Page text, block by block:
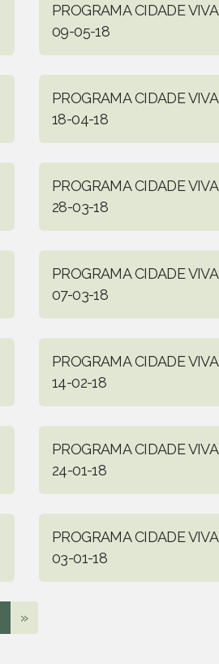
PROGRAMA CIDADE VIVA
09-05-18
PROGRAMA CIDADE VIVA
18-04-18
PROGRAMA CIDADE VIVA
28-03-18
PROGRAMA CIDADE VIVA
07-03-18
PROGRAMA CIDADE VIVA
14-02-18
PROGRAMA CIDADE VIVA
24-01-18
PROGRAMA CIDADE VIVA
03-01-18
»